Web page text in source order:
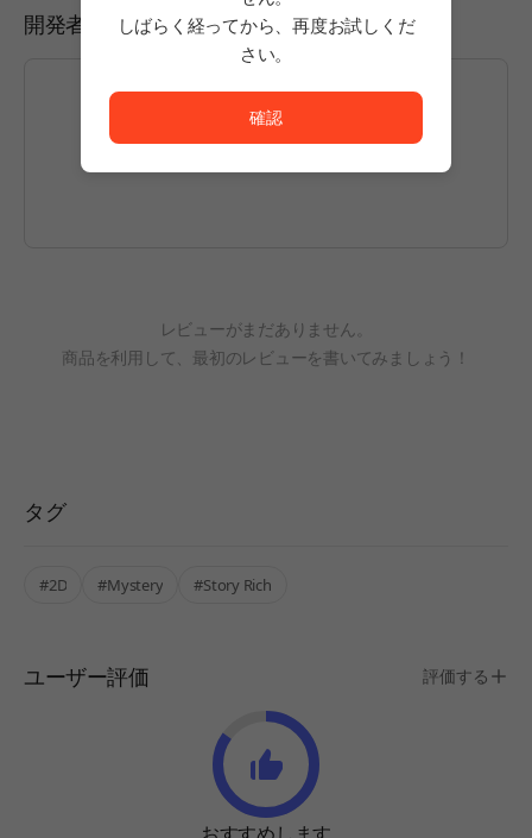
開発者とコミュニケーションをとる
レビューがまだありません。
商品を利用して、最初のレビューを書いてみましょう！
タグ
#2D #Mystery #Story Rich
ユーザー評価 評価する
しばらく経ってから、再度お試しくだ
さい。
確認